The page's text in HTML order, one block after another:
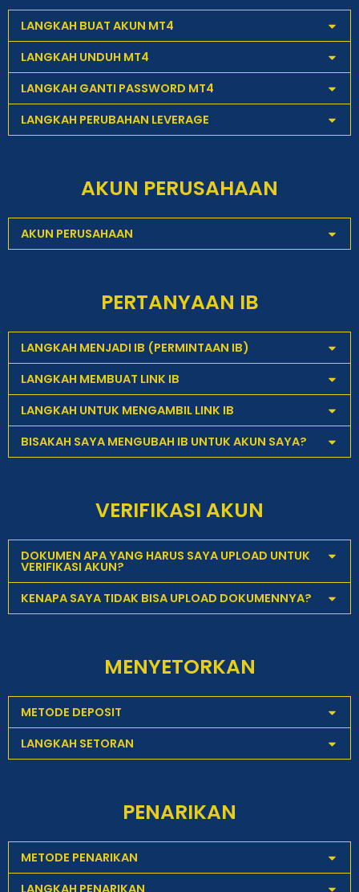
LANGKAH BUAT AKUN MT4
LANGKAH UNDUH MT4
LANGKAH GANTI PASSWORD MT4
LANGKAH PERUBAHAN LEVERAGE
AKUN PERUSAHAAN
AKUN PERUSAHAAN
PERTANYAAN IB
LANGKAH MENJADI IB (PERMINTAAN IB)
LANGKAH MEMBUAT LINK IB
LANGKAH UNTUK MENGAMBIL LINK IB
BISAKAH SAYA MENGUBAH IB UNTUK AKUN SAYA?
VERIFIKASI AKUN
DOKUMEN APA YANG HARUS SAYA UPLOAD UNTUK
VERIFIKASI AKUN?
KENAPA SAYA TIDAK BISA UPLOAD DOKUMENNYA?
MENYETORKAN
METODE DEPOSIT
LANGKAH SETORAN
PENARIKAN
METODE PENARIKAN
LANGKAH PENARIKAN